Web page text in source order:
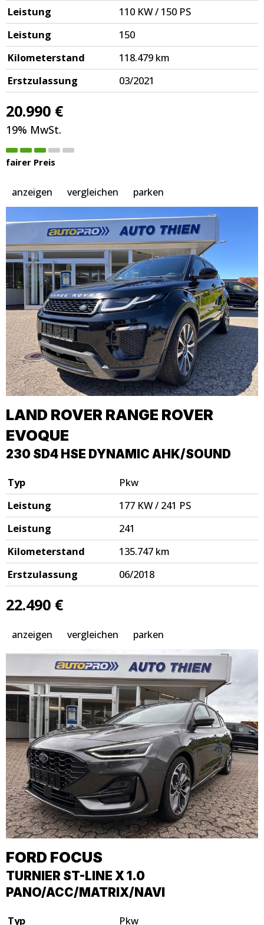
Leistung
110 KW / 150 PS
Leistung
150
Kilometerstand
118.479 km
Erstzulassung
03/2021
20.990 €
19% MwSt.
fairer Preis
anzeigen vergleichen parken
LAND ROVER RANGE ROVER
EVOQUE
230 SD4 HSE DYNAMIC AHK/SOUND
Typ
Pkw
Leistung
177 KW / 241 PS
Leistung
241
Kilometerstand
135.747 km
Erstzulassung
06/2018
22.490 €
anzeigen vergleichen parken
FORD FOCUS
TURNIER ST-LINE X 1.0
PANO/ACC/MATRIX/NAVI
Typ Pkw